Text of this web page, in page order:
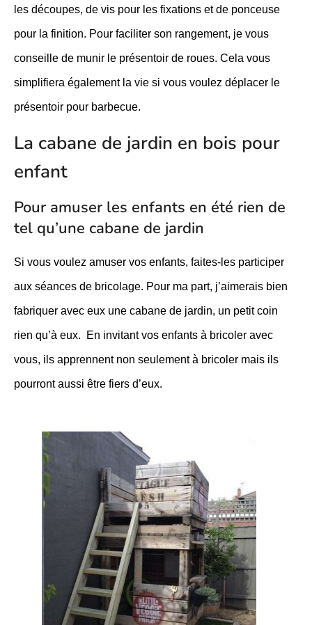
les découpes, de vis pour les fixations et de ponceuse
pour la finition. Pour faciliter son rangement, je vous
conseille de munir le présentoir de roues. Cela vous
simplifiera également la vie si vous voulez déplacer le
présentoir pour barbecue.
La cabane de jardin en bois pour
enfant
Pour amuser les enfants en été rien de
tel qu’une cabane de jardin
Si vous voulez amuser vos enfants, faites-les participer
aux séances de bricolage. Pour ma part, j’aimerais bien
fabriquer avec eux une cabane de jardin, un petit coin
rien qu’à eux. En invitant vos enfants à bricoler avec
vous, ils apprennent non seulement à bricoler mais ils
pourront aussi être fiers d’eux.